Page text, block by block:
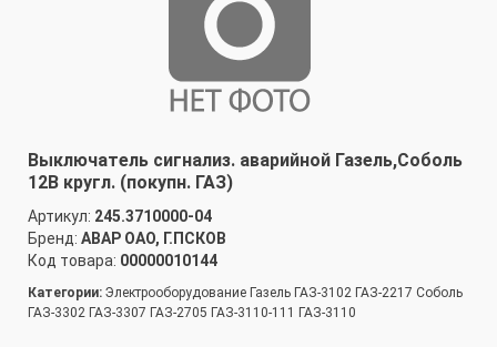
Выключатель сигнализ. аварийной Газель,Соболь
12В кругл. (покупн. ГАЗ)
Артикул: 245.3710000-04
Бренд: АВАР ОАО, Г.ПСКОВ
Код товара: 00000010144
Категории: Электрооборудование Газель ГАЗ-3102 ГАЗ-2217 Соболь
ГАЗ-3302 ГАЗ-3307 ГАЗ-2705 ГАЗ-3110-111 ГАЗ-3110